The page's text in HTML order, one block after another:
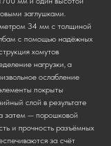
заглушками.
34 мм с толщиной
с помощью надёжных
хомутов
нагрузки, а
ослабление
покрыты
слой в результате
затем — порошковой
и прочность разъёмных
за счёт